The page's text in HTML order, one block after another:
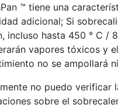
™ tiene una
adicional; Si
incluso hasta 450 ° C /
vapores tóxicos y el
no se ampollará
no puedo verificar
sobre el